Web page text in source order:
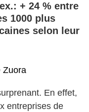
+ 24 % entre
1000 plus
selon leur
Zuora
En effet,
entreprises de